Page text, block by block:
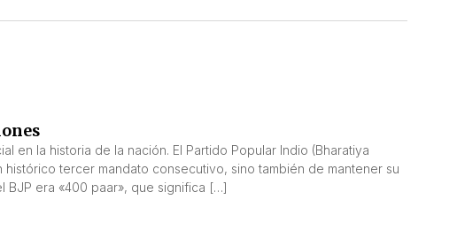
en la historia de la nación. El Partido Popular Indio (Bharatiya
tercer mandato consecutivo, sino también de mantener su
BJP era «400 paar», que significa […]